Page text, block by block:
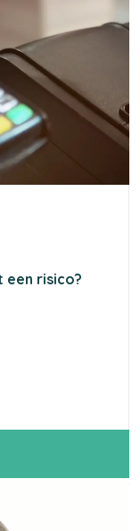
een risico?